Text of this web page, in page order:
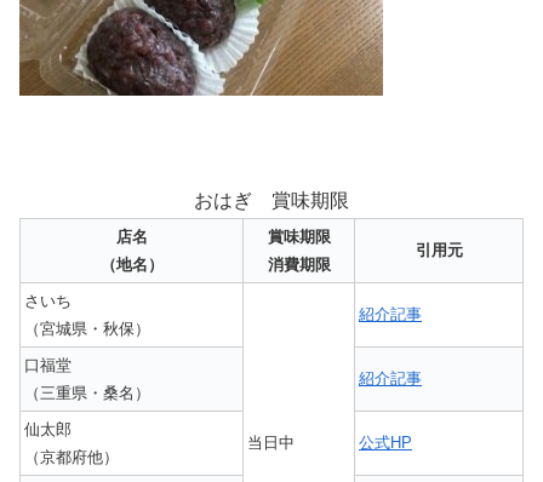
おはぎ 賞味期限
店名
（地名）
賞味期限
消費期限
引用元
さいち
（宮城県・秋保）
当日中
紹介記事
口福堂
（三重県・桑名）
紹介記事
仙太郎
（京都府他）
公式HP